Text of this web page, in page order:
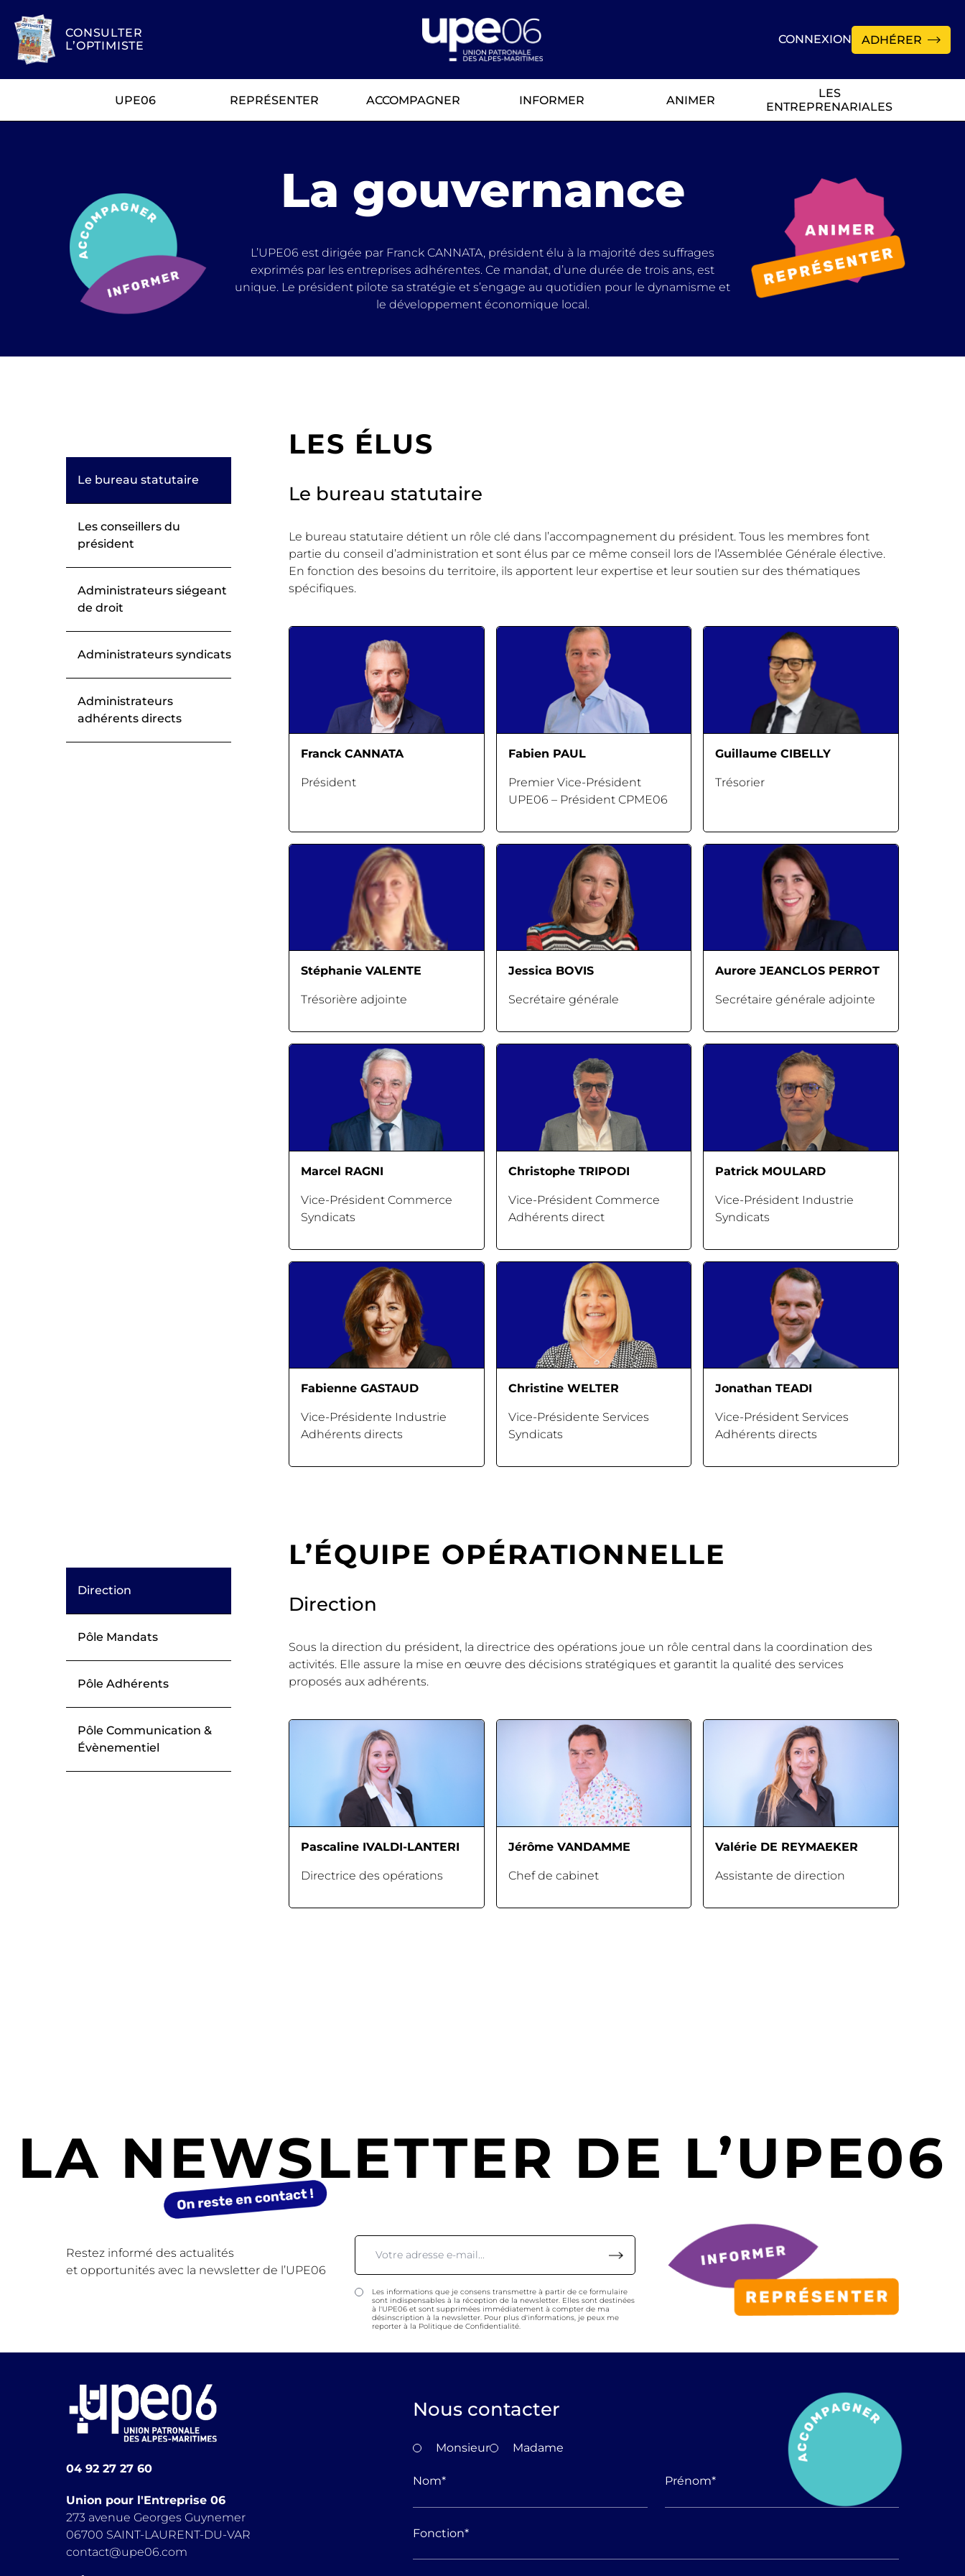
CONSULTER
L’OPTIMISTE
CONNEXION ADHÉRER
UPE06 REPRÉSENTER ACCOMPAGNER INFORMER ANIMER
LES
ENTREPRENARIALES
La gouvernance
L’UPE06 est dirigée par Franck CANNATA, président élu à la majorité des suffrages
exprimés par les entreprises adhérentes. Ce mandat, d’une durée de trois ans, est
unique. Le président pilote sa stratégie et s’engage au quotidien pour le dynamisme et
le développement économique local.
Le bureau statutaire
Les conseillers du
président
Administrateurs siégeant
de droit
Administrateurs syndicats
Administrateurs
adhérents directs
LES ÉLUS
Le bureau statutaire
Le bureau statutaire détient un rôle clé dans l’accompagnement du président. Tous les membres font
partie du conseil d’administration et sont élus par ce même conseil lors de l’Assemblée Générale élective.
En fonction des besoins du territoire, ils apportent leur expertise et leur soutien sur des thématiques
spécifiques.
Franck CANNATA
Président
Fabien PAUL
Premier Vice-Président
UPE06 – Président CPME06
Guillaume CIBELLY
Trésorier
Stéphanie VALENTE
Trésorière adjointe
Jessica BOVIS
Secrétaire générale
Aurore JEANCLOS PERROT
Secrétaire générale adjointe
Marcel RAGNI
Vice-Président Commerce
Syndicats
Christophe TRIPODI
Vice-Président Commerce
Adhérents direct
Patrick MOULARD
Vice-Président Industrie
Syndicats
Fabienne GASTAUD
Vice-Présidente Industrie
Adhérents directs
Christine WELTER
Vice-Présidente Services
Syndicats
Jonathan TEADI
Vice-Président Services
Adhérents directs
Direction
Pôle Mandats
Pôle Adhérents
Pôle Communication &
Évènementiel
L’ÉQUIPE OPÉRATIONNELLE
Direction
Sous la direction du président, la directrice des opérations joue un rôle central dans la coordination des
activités. Elle assure la mise en œuvre des décisions stratégiques et garantit la qualité des services
proposés aux adhérents.
Pascaline IVALDI-LANTERI
Directrice des opérations
Jérôme VANDAMME
Chef de cabinet
Valérie DE REYMAEKER
Assistante de direction
LA NEWSLETTER DE L’UPE06
Restez informé des actualités
et opportunités avec la newsletter de l’UPE06
Les informations que je consens transmettre à partir de ce formulaire
sont indispensables à la réception de la newsletter. Elles sont destinées
à l'UPE06 et sont supprimées immédiatement à compter de ma
désinscription à la newsletter. Pour plus d'informations, je peux me
reporter à la Politique de Confidentialité.
04 92 27 27 60
Union pour l'Entreprise 06
273 avenue Georges Guynemer
06700 SAINT-LAURENT-DU-VAR
contact@upe06.com
Nous contacter
Monsieur Madame
Nom* Prénom*
Fonction*